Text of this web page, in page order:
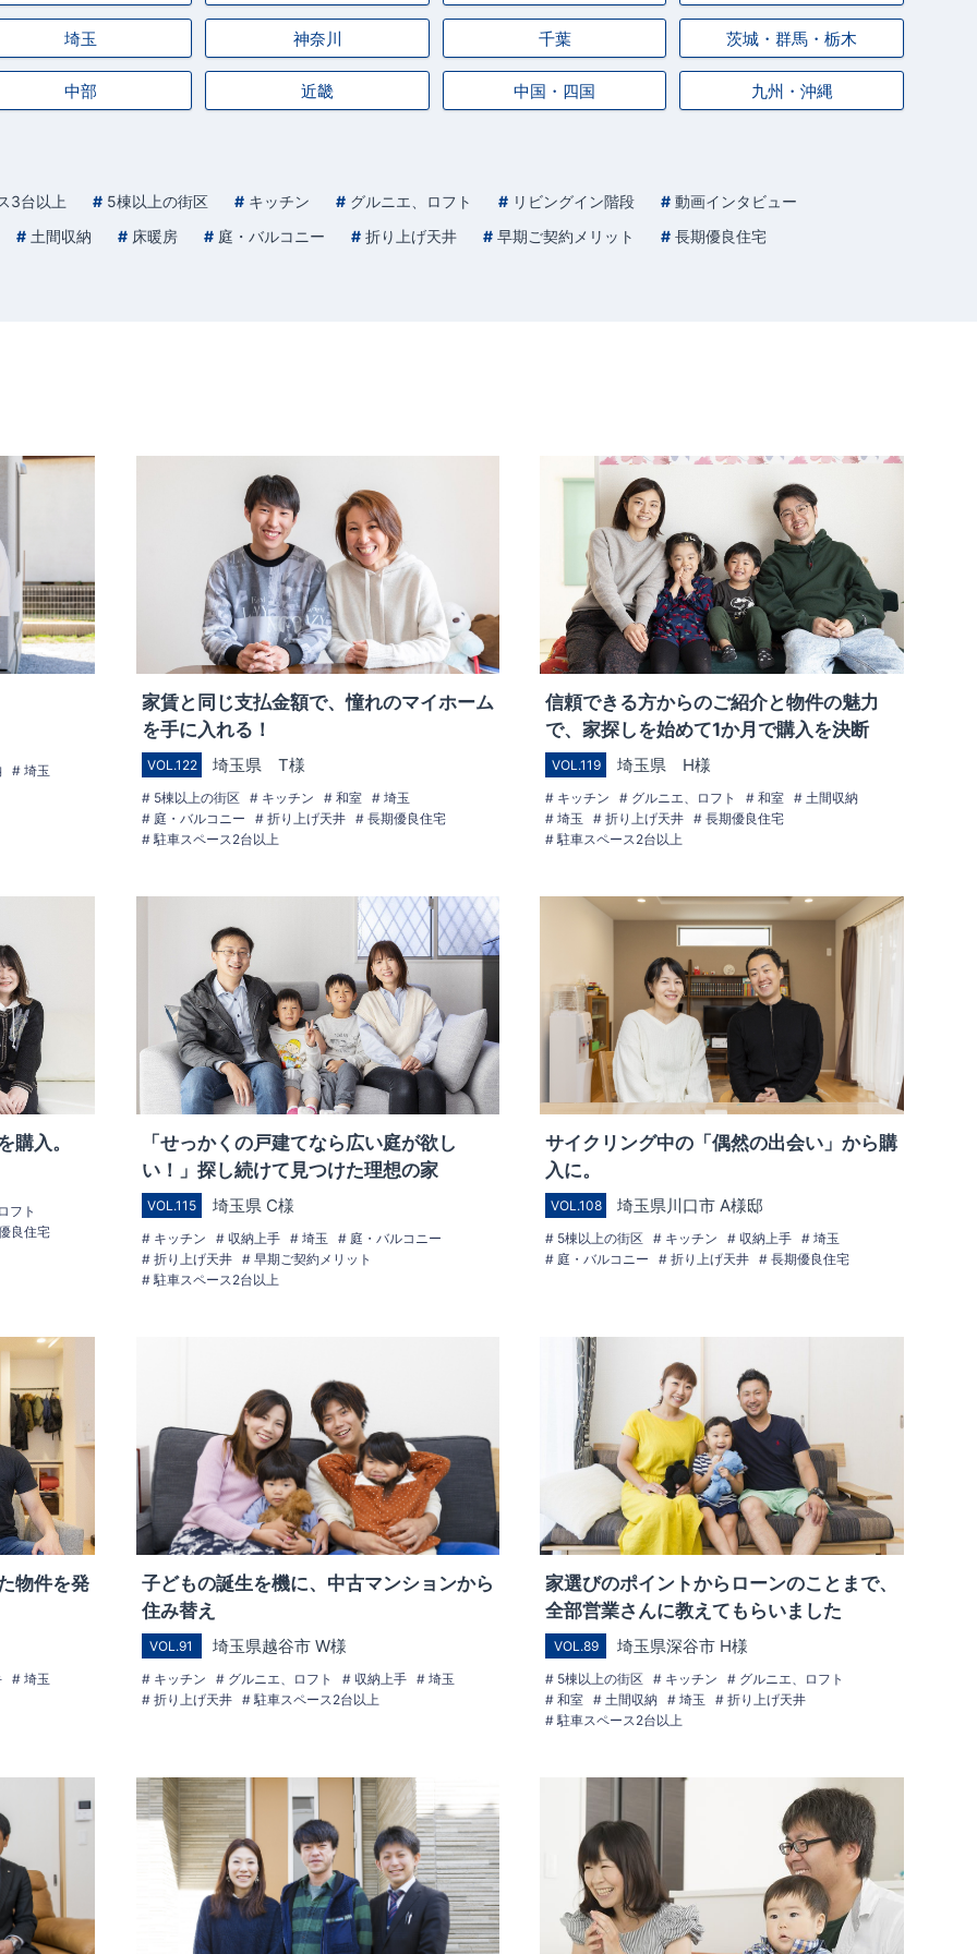
埼玉 神奈川 千葉 茨城・群馬・栃木
中部 近畿 中国・四国 九州・沖縄
3台以上 5棟以上の街区 キッチン グルニエ、ロフト リビングイン階段
動画インタビュー
土間収納
床暖房 庭・バルコニー 折り上げ天井 早期ご契約メリット 長期優良住宅
埼玉
家賃と同じ支払金額で、憧れのマイホーム
を手に入れる！
VOL.122 埼玉県 T様
5棟以上の街区 キッチン 和室
埼玉
庭・バルコニー
折り上げ天井
長期優良住宅
駐車スペース2台以上
信頼できる方からのご紹介と物件の魅力
で、家探しを始めて1か月で購入を決断
VOL.119 埼玉県 H様
キッチン グルニエ、ロフト 和室
土間収納
埼玉
折り上げ天井
長期優良住宅
駐車スペース2台以上
購入。
フト
良住宅
「せっかくの戸建てなら広い庭が欲し
い！」探し続けて見つけた理想の家
VOL.115 埼玉県 C様
キッチン 収納上手 埼玉
庭・バルコニー
折り上げ天井
早期ご契約メリット
駐車スペース2台以上
サイクリング中の「偶然の出会い」から購
入に。
VOL.108 埼玉県川口市 A様邸
5棟以上の街区 キッチン 収納上手
埼玉
庭・バルコニー
折り上げ天井 長期優良住宅
物件を発
埼玉
子どもの誕生を機に、中古マンションから
住み替え
VOL.91 埼玉県越谷市 W様
キッチン グルニエ、ロフト 収納上手
埼玉
折り上げ天井
駐車スペース2台以上
家選びのポイントからローンのことまで、
全部営業さんに教えてもらいました
VOL.89 埼玉県深谷市 H様
5棟以上の街区 キッチン
グルニエ、ロフト
和室
土間収納 埼玉
折り上げ天井
駐車スペース2台以上